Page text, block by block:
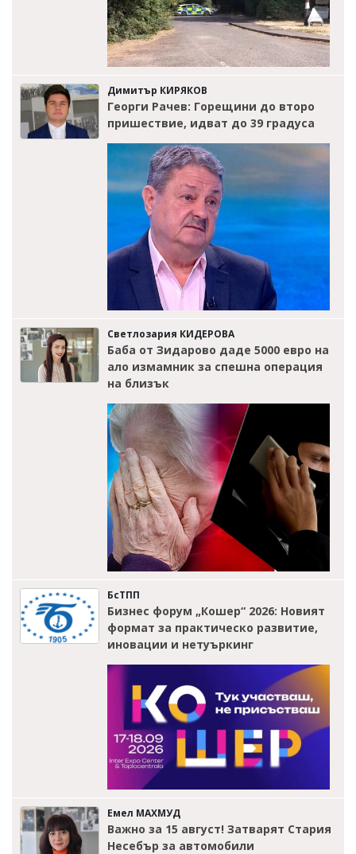
Димитър КИРЯКОВ
Георги Рачев: Горещини до второ
пришествие, идват до 39 градуса
Светлозария КИДЕРОВА
Баба от Зидарово даде 5000 евро на
ало измамник за спешна операция
на близък
БсТПП
Бизнес форум „Кошер“ 2026: Новият
формат за практическо развитие,
иновации и нетуъркинг
Емел МАХМУД
Важно за 15 август! Затварят Стария
Несебър за автомобили